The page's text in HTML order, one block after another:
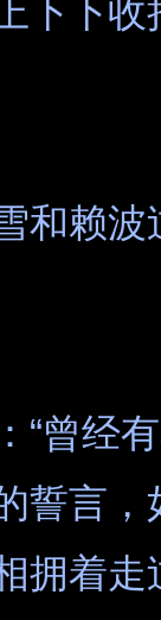
下下收
和赖波
“曾经
誓言，
拥着走